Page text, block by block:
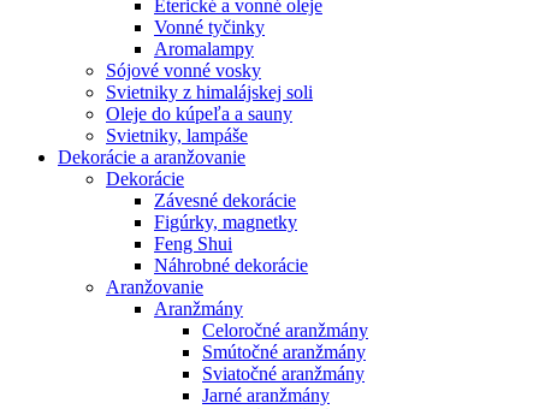
Éterické a vonné oleje
Vonné tyčinky
Aromalampy
Sójové vonné vosky
Svietniky z himalájskej soli
Oleje do kúpeľa a sauny
Svietniky, lampáše
Dekorácie a aranžovanie
Dekorácie
Závesné dekorácie
Figúrky, magnetky
Feng Shui
Náhrobné dekorácie
Aranžovanie
Aranžmány
Celoročné aranžmány
Smútočné aranžmány
Sviatočné aranžmány
Jarné aranžmány